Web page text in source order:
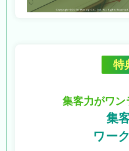
特
集客力がワン
集
ワー